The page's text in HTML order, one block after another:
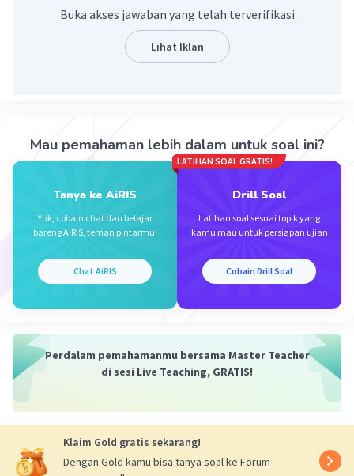
Buka akses jawaban yang telah terverifikasi
Lihat Iklan
Mau pemahaman lebih dalam untuk soal ini?
Tanya ke AiRIS
Yuk, cobain chat dan belajar
bareng AiRIS, teman pintarmu!
Chat AiRIS
LATIHAN SOAL GRATIS!
Drill Soal
Latihan soal sesuai topik yang
kamu mau untuk persiapan ujian
Cobain Drill Soal
Perdalam pemahamanmu bersama Master Teacher
di sesi Live Teaching, GRATIS!
Klaim Gold gratis sekarang!
Dengan Gold kamu bisa tanya soal ke Forum